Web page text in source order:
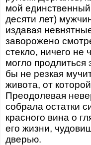
мой
десяти лет)
издавая
заворожено
стекло, ничего не
могло продлиться
бы не резкая
живота, от
Преодолевая
собрала остатки
красного вина о
его жизни,
дверью.